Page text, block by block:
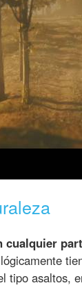
cualquier
tipo asaltos,